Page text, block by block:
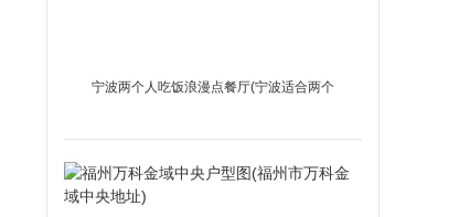
宁波两个人吃饭浪漫点餐厅(宁波适合两个